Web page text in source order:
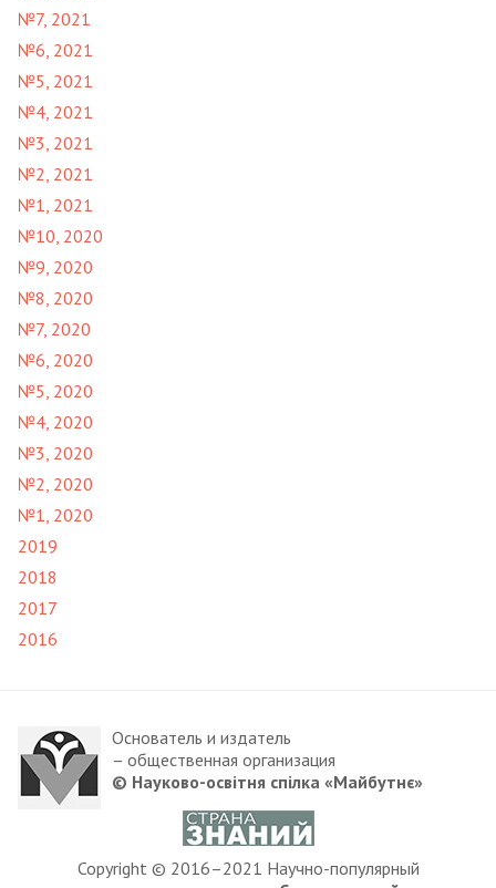
№7, 2021
№6, 2021
№5, 2021
№4, 2021
№3, 2021
№2, 2021
№1, 2021
№10, 2020
№9, 2020
№8, 2020
№7, 2020
№6, 2020
№5, 2020
№4, 2020
№3, 2020
№2, 2020
№1, 2020
2019
2018
2017
2016
Основатель и издатель
– общественная организация
© Науково-освітня спілка «Майбутнє»
Copyright © 2016–2021 Научно-популярный